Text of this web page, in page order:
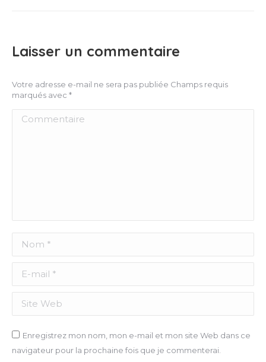
Laisser un commentaire
Votre adresse e-mail ne sera pas publiée Champs requis
marqués avec *
Commentaire
Nom *
E-mail *
Site Web
Enregistrez mon nom, mon e-mail et mon site Web dans ce
navigateur pour la prochaine fois que je commenterai.